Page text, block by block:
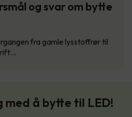
og svar om bytte
fra gamle lysstoffrør til
med å bytte til LED!